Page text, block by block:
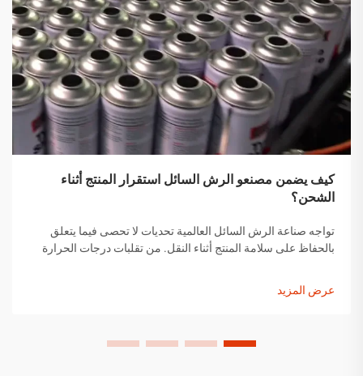
كيف يضمن مصنعو الرش السائل استقرار المنتج أثناء
الشحن؟
تواجه صناعة الرش السائل العالمية تحديات لا تحصى فيما يتعلق
بالحفاظ على سلامة المنتج أثناء النقل. من تقلبات درجات الحرارة
عرض المزيد